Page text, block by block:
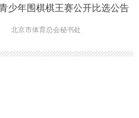
少年围棋棋王赛公开比选公告
北京市体育总会秘书处